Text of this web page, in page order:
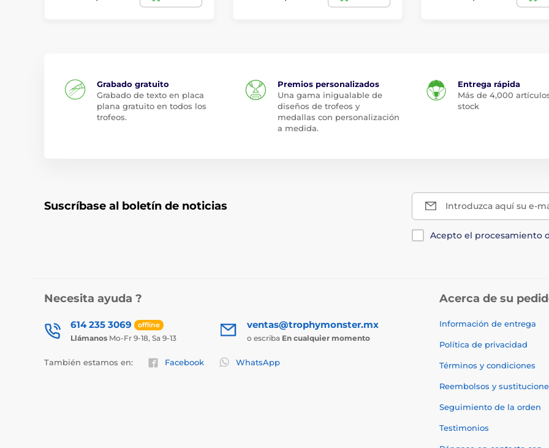
Grabado gratuito
Grabado de texto en placa
plana gratuito en todos los
trofeos.
Premios personalizados
Una gama inigualable de
diseños de trofeos y
medallas con personalización
a medida.
Entrega rápida
Más de 4,000
stock
Suscríbase al boletín de noticias Introduzca aquí su e-
Acepto el procesamiento
Necesita ayuda ?
614 235 3069 offline
Llámanos Mo-Fr 9-18, Sa 9-13
ventas@trophymonster.mx
o escriba En cualquier momento
También estamos en: Facebook WhatsApp
Acerca de su
Información de entrega
Política de privacidad
Términos y condiciones
Reembolsos y
Seguimiento de la orden
Testimonios